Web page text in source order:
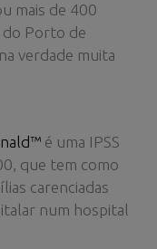
mais de 400
do Porto de
verdade muita
é uma IPSS
que tem como
carenciadas
num hospital